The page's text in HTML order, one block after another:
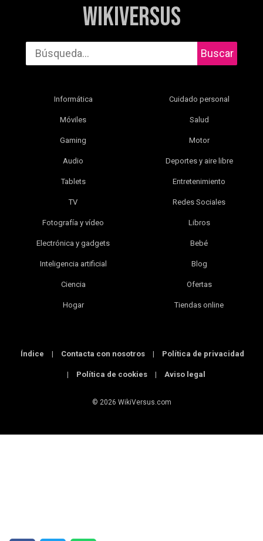
WikiVersus
Buscar
Informática
Móviles
Gaming
Audio
Tablets
TV
Fotografía y vídeo
Electrónica y gadgets
Inteligencia artificial
Ciencia
Hogar
Cuidado personal
Salud
Motor
Deportes y aire libre
Entretenimiento
Redes Sociales
Libros
Bebé
Blog
Ofertas
Tiendas online
Índice | Contacta con nosotros | Política de privacidad
| Política de cookies | Aviso legal
© 2026 WikiVersus.com